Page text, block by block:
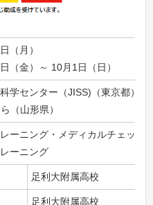
（月）
（金）～ 10月1日（日）
学センター（JISS)（東京都）
（山形県）
ーニング・メディカルチェック
ーニング
足利大附属高校
足利大附属高校